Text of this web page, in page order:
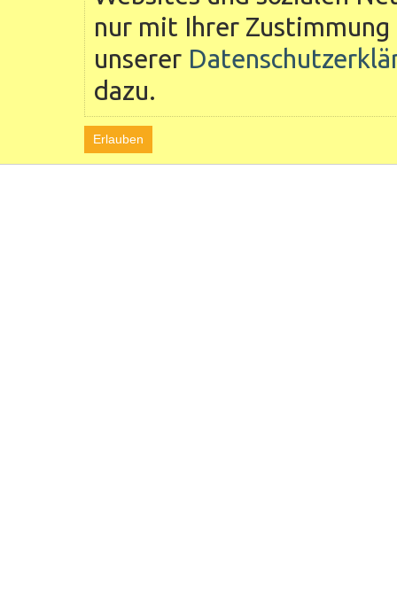
nur mit Ihrer
unserer
dazu.
Erlauben